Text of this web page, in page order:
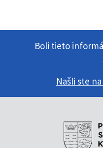
Boli tieto
Našli ste